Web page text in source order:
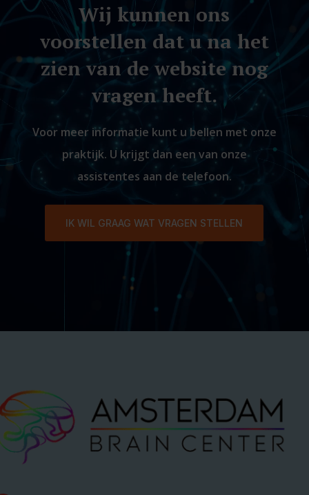
Wij kunnen ons
voorstellen dat u na het
zien van de website nog
vragen heeft.
Voor meer informatie kunt u bellen met onze
praktijk. U krijgt dan een van onze
assistentes aan de telefoon.
IK WIL GRAAG WAT VRAGEN STELLEN